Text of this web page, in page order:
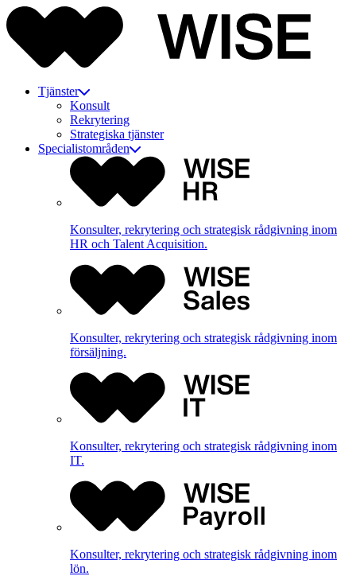
Tjänster
Konsult
Rekrytering
Strategiska tjänster
Specialistområden
Konsulter, rekrytering och strategisk rådgivning inom
HR och Talent Acquisition.
Konsulter, rekrytering och strategisk rådgivning inom
försäljning.
Konsulter, rekrytering och strategisk rådgivning inom
IT.
Konsulter, rekrytering och strategisk rådgivning inom
lön.